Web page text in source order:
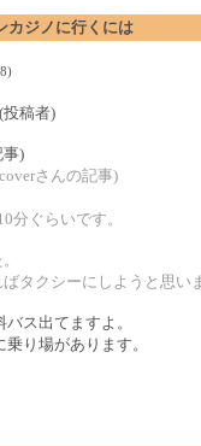
カジノに行くには
投稿者)
)
さんの記事)
分ぐらいです。
タクシーにしようと思い
ス出てますよ。
り場があります。